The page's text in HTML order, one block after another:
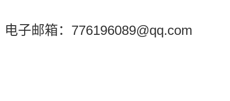
电子邮箱：776196089@qq.com